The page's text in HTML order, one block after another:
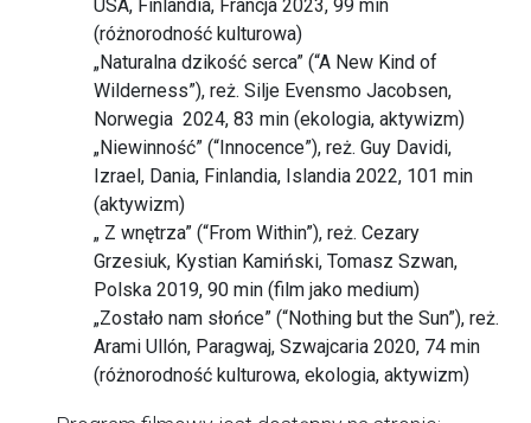
USA, Finlandia, Francja 2023, 99 min
(różnorodność kulturowa)
„Naturalna dzikość serca” (“A New Kind of
Wilderness”), reż. Silje Evensmo Jacobsen,
Norwegia 2024, 83 min (ekologia, aktywizm)
„Niewinność” (“Innocence”), reż. Guy Davidi,
Izrael, Dania, Finlandia, Islandia 2022, 101 min
(aktywizm)
„ Z wnętrza” (“From Within”), reż. Cezary
Grzesiuk, Kystian Kamiński, Tomasz Szwan,
Polska 2019, 90 min (film jako medium)
„Zostało nam słońce” (“Nothing but the Sun”), reż.
Arami Ullón, Paragwaj, Szwajcaria 2020, 74 min
(różnorodność kulturowa, ekologia, aktywizm)